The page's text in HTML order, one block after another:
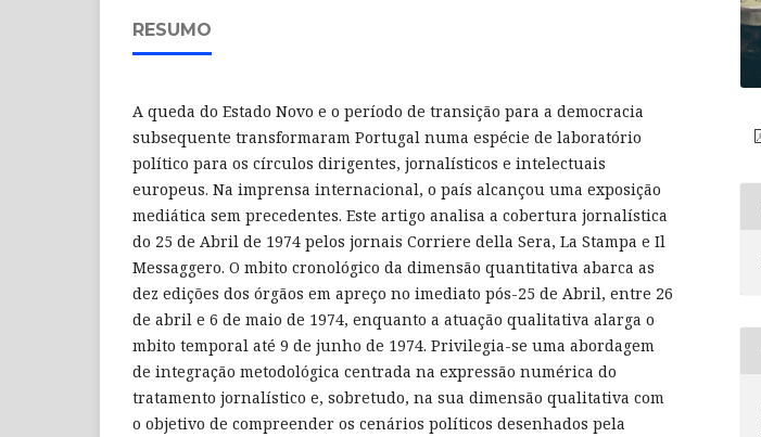
RESUMO
A queda do Estado Novo e o período de transição para a democracia
subsequente transformaram Portugal numa espécie de laboratório
político para os círculos dirigentes, jornalísticos e intelectuais
europeus. Na imprensa internacional, o país alcançou uma exposição
mediática sem precedentes. Este artigo analisa a cobertura jornalística
do 25 de Abril de 1974 pelos jornais Corriere della Sera, La Stampa e Il
Messaggero. O mbito cronológico da dimensão quantitativa abarca as
dez edições dos órgãos em apreço no imediato pós-25 de Abril, entre 26
de abril e 6 de maio de 1974, enquanto a atuação qualitativa alarga o
mbito temporal até 9 de junho de 1974. Privilegia-se uma abordagem
de integração metodológica centrada na expressão numérica do
tratamento jornalístico e, sobretudo, na sua dimensão qualitativa com
o objetivo de compreender os cenários políticos desenhados pela